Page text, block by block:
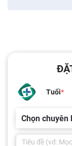
Tuổi
Chọn chuyên